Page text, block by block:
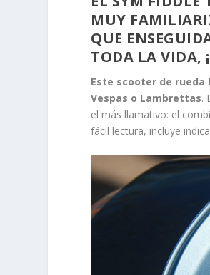
MUY
QUE
TODA LA VIDA,
Este scooter de
Vespas o Lambrettas.
el más llamativo: el
fácil lectura, incluye